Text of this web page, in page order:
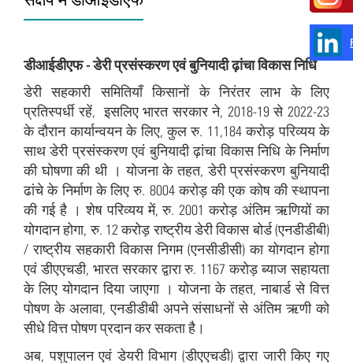
डीआईडीएफ - डेरी प्रसंस्‍करण एवं बुनियादी ढ़ांचा विकास निधि
डेरी सहकारी समितियाँ किसानों के निरंतर लाभ के लिए
प्रतिस्पर्धी रहें, इसलिए भारत सरकार ने, 2018-19 से 2022-23
के दौरान कार्यान्वयन के लिए, कुल रु. 11,184 करोड़ परिव्यय के
साथ डेरी प्रसंस्‍करण एवं बुनियादी ढ़ांचा विकास निधि के निर्माण
की घोषणा की थी । योजना के तहत, डेरी प्रसंस्करण बुनियादी
ढांचे के निर्माण के लिए रु. 8004 करोड़ की एक कोष की स्थापना
की गई है । शेष परिव्यय में, रु. 2001 करोड़ अंतिम ऋणियों का
योगदान होगा, रु. 12 करोड़ राष्ट्रीय डेरी विकास बोर्ड (एनडीडीबी)
/ राष्ट्रीय सहकारी विकास निगम (एनसीडीसी) का योगदान होगा
एवं डीएएचडी, भारत सरकार द्वारा रु. 1167 करोड़ ब्याज सहायता
के लिए योगदान दिया जाएगा । योजना के तहत, नाबार्ड से वित्त
पोषण के अलावा, एनडीडीबी अपने संसाधनों से अंतिम ऋणी को
सीधे वित्त पोषण प्रदान कर सकता है।
अब, पशुपालन एवं डेयरी विभाग (डीएएचडी) द्वारा जारी किए गए